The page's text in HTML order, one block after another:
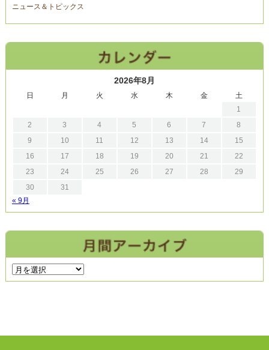
ニュース＆トピックス
2026年8月
日 月 火 水 木 金
土
1
2
3 4 5 6 7
8
9
10 11 12 13 14
15
16
17 18 19 20 21
22
23
24 25 26 27 28
29
30
31
« 9月